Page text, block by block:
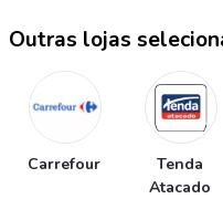
Outras lojas
Carrefour
Tenda
Atacado